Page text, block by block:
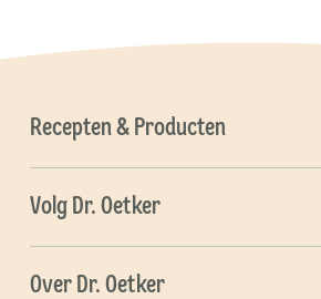
Recepten & Producten
Volg Dr. Oetker
Over Dr. Oetker